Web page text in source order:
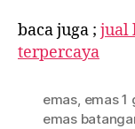
baca juga ; jual
terpercaya
emas, emas 1
emas